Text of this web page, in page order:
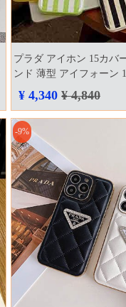
プラダ アイホン 15カバ
ンド 薄型 アイフォーン
prada プラダ アイホン
prada ブランドロゴ アイ
携帯ケース 安い 新登場
ー 口コミ
¥ 4,340 ¥ 4,840
-9%